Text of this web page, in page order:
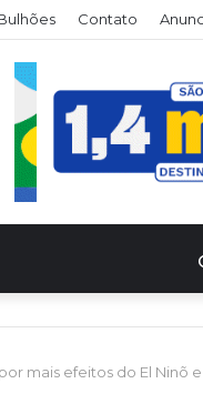
Contato
mais efeitos do El Ninõ